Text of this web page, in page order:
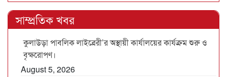
সাম্প্রতিক খবর
কুলাউড়া পাবলিক লাইব্রেরী’র অস্থায়ী কার্যালয়ের কার্যক্রম শুরু ও
বৃক্ষরোপণ।
August 5, 2026